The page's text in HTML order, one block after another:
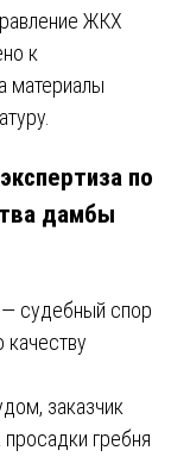
ЖКХ
к
материалы
по
дамбы
судебный спор
заказчик
гребня